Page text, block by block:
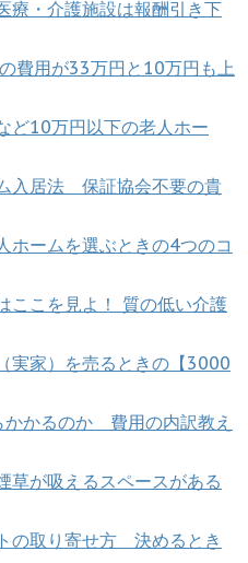
・介護施設は報酬引き下
費用が33万円と10万円も上
ど10万円以下の老人ホー
入居法 保証協会不要の貴
ホームを選ぶときの4つのコ
ここを見よ！ 質の低い介護
実家）を売るときの【3000
かるのか 費用の内訳教え
が吸えるスペースがある
の取り寄せ方 決めるとき